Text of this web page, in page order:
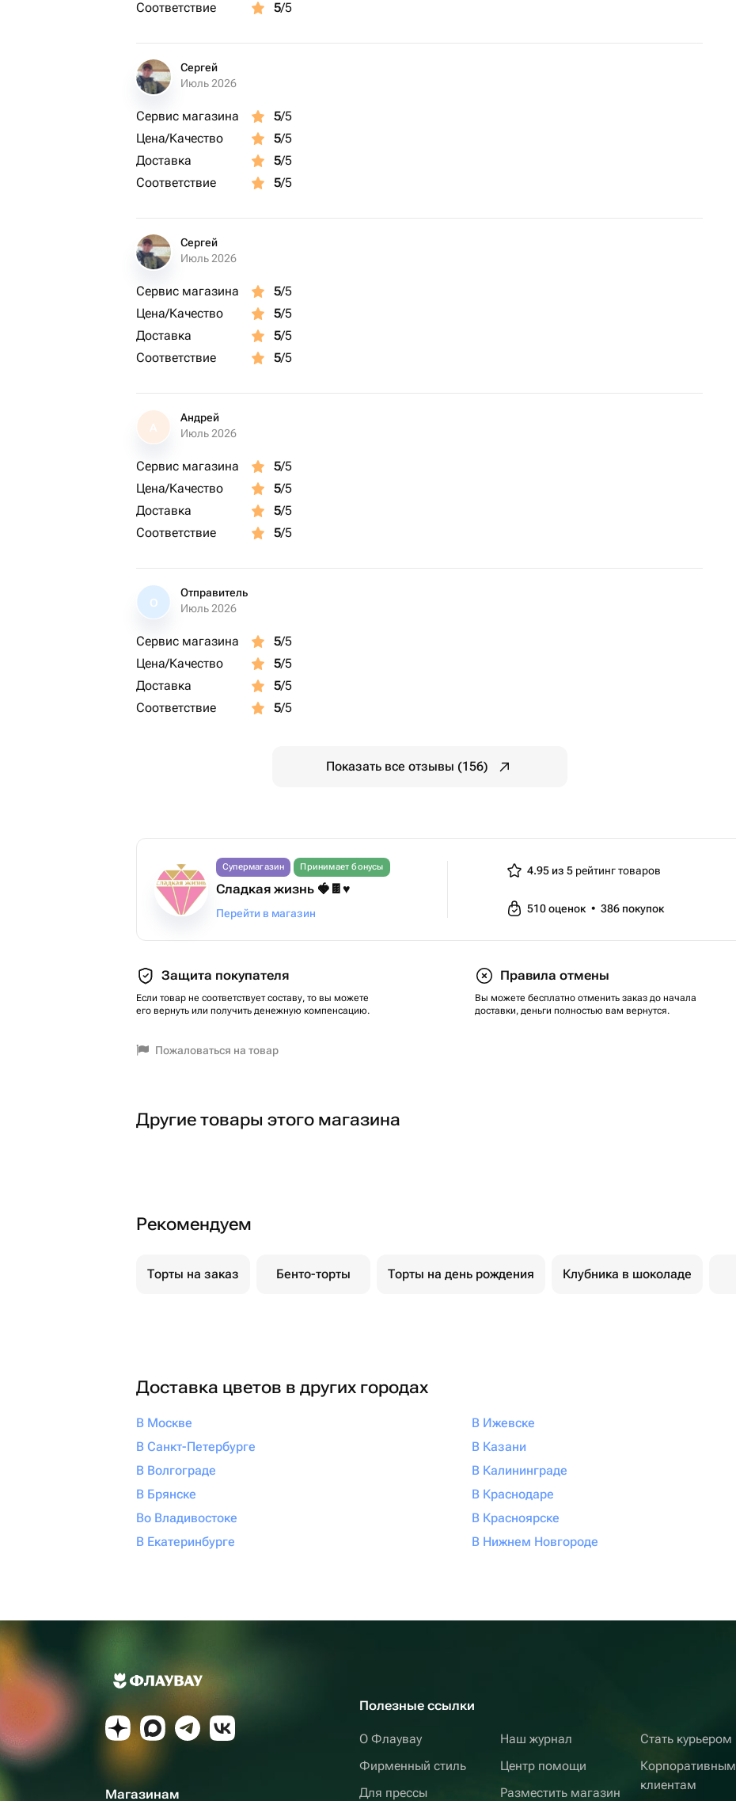
Соответствие
5/5
Сергей
Июль 2026
Сервис магазина 5/5
Цена/Качество
5/5
Доставка
5/5
Соответствие
5/5
Сергей
Июль 2026
Сервис магазина 5/5
Цена/Качество
5/5
Доставка
5/5
Соответствие
5/5
А
Андрей
Июль 2026
Сервис магазина 5/5
Цена/Качество
5/5
Доставка
5/5
Соответствие
5/5
О
Отправитель
Июль 2026
Сервис магазина 5/5
Цена/Качество
5/5
Доставка
5/5
Соответствие
5/5
Показать все отзывы (156)
Супермагазин Принимает бонусы
Сладкая жизнь 🍓🍫♥️
Перейти в магазин
4.95 из 5рейтинг товаров
510оценок • 386 покупок
Защита покупателя
Если товар не соответствует составу, то вы можете
его вернуть или получить денежную компенсацию.
Правила отмены
Вы можете бесплатно отменить заказ до начала
доставки, деньги полностью вам вернутся.
Пожаловаться на товар
Другие товары этого магазина
Рекомендуем
Торты на заказ Бенто-торты Торты на день рождения Клубника в шоколаде
Доставка цветов в других городах
В Москве
В Санкт-Петербурге
В Волгограде
В Брянске
Во Владивостоке
В Екатеринбурге
В Ижевске
В Казани
В Калининграде
В Краснодаре
В Красноярске
В Нижнем Новгороде
Магазинам
Полезные ссылки
О Флаувау
Фирменный стиль
Для прессы
Наш журнал
Центр помощи
Разместить магазин
Стать курьером
Корпоративным
клиентам